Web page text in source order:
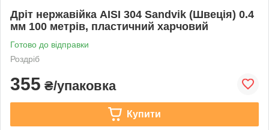
Дріт нержавійка AISI 304 Sandvik (Швеція) 0.4
мм 100 метрів, пластичний харчовий
Готово до відправки
Роздріб
355 ₴/упаковка
Купити